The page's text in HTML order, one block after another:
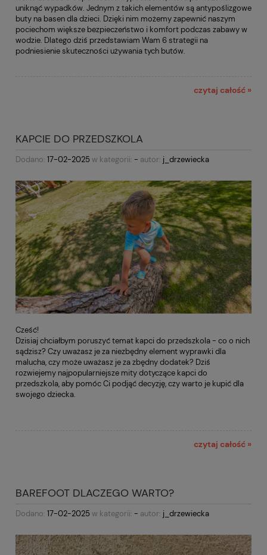
uniknąć wypadków. Jednym z takich elementów są antypoślizgowe
buty na basen dla dzieci. Dzięki nim możemy zapewnić naszym
pociechom większe bezpieczeństwo i komfort podczas zabawy w
wodzie. Dlatego dziś przedstawiam Wam 6 strategii na
podniesienie skuteczności używania tych butów.
czytaj całość »
KAPCIE DO PRZEDSZKOLA
Dodano: 17-02-2025w kategorii: - autor: j_drzewiecka
Cześć!
Dzisiaj chciałbym poruszyć temat kapci do przedszkola - co o nich
sądzisz? Czy uważasz je za niezbędny element wyprawki dla
malucha, czy może uważasz je za zbędny dodatek? Dziś
rozwiejemy najpopularniejsze mity dotyczące kapci do
przedszkola, aby pomóc Ci podjąć decyzję, czy warto je kupić dla
swojego dziecka.
czytaj całość »
BAREFOOT DLACZEGO WARTO?
Dodano: 17-02-2025w kategorii: - autor: j_drzewiecka